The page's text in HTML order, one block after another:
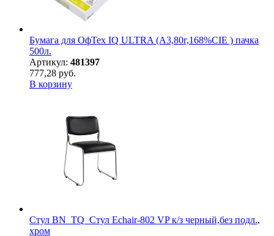
Бумага для ОфТех IQ ULTRA (А3,80г,168%CIE ) пачка
500л.
Артикул: 481397
777,28 руб.
В корзину
Стул BN_TQ_Стул Echair-802 VP к/з черный,без подл.,
хром